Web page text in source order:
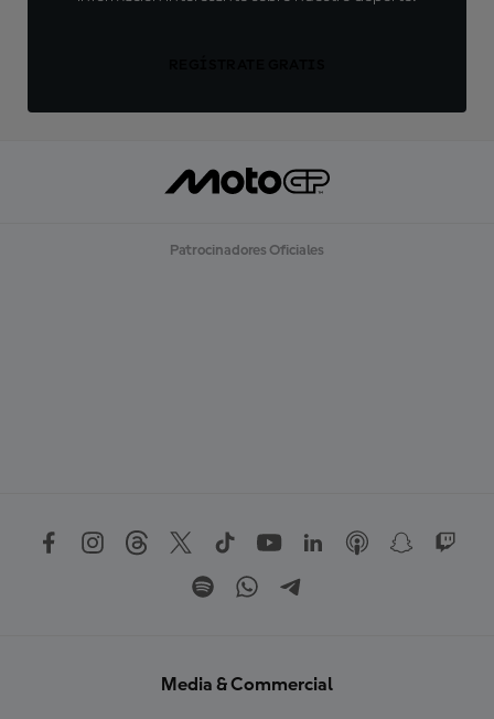
Patrocinadores Oficiales
Media & Commercial